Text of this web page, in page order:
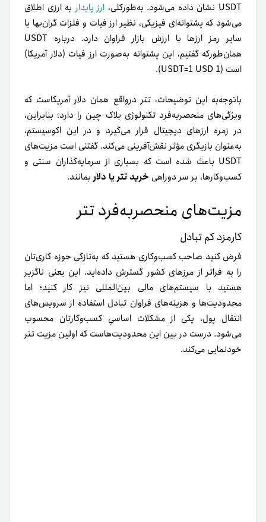
USDT نشان داده می‌شود. به‌طور‌کلی،
ارز پایداربه ارزی اطلاق
می‌شود که پشتوانه‌ای فیزیکی، نظیر ارز فیات و فلزات گران‌بها یا
سایر رمز ارزها با ارزش بازار فراوان دارد. درباره USDT
همان‌طور‌که گفتیم، این پشتوانه به‌صورت ارز فیات (دلار آمریکا)
است (1 USDT=1 USD).
باتوجه‌به این توضیحات، تتر درواقع همان دلار آمریکاست که
ویژگی‌های منحصر‌به‌فرد تکنولوژی بلاک چین را دارد؛ بنابراین،
در زمره ارزهای دیجیتال قرار می‌گیرد و در این اکوسیستم،
به‌عنوان بازیگری مؤثر نقش‌آفرینی می‌کند. گفتنی است مزیت‌های
USDT باعث شده است که بسیاری از سرمایه‌گذاران سنتی و
کسب‌وکارها، بر سر دوراهی خرید تتر یا دلاربمانند.
مزیت‌های منحصر‌به‌فرد تتر
کارمزد کم تبادل
فرض کنید صاحب کسب‌وکاری هستید که به‌تازگی حوزه کاری‌‌تان
را به فراتر از مرزهای کشور گسترش داده‌اید. این یعنی ناگزیر
هستید با سیستم‌های مالی بین‌المللی نیز کار کنید؛ اما
محدودیت‌ها و هزینه‌های فراوان تبادل استفاده از سرویس‌های
انتقال پول، یکی از مشکلات اساسیِ کسب‌وکارتان محسوب
می‌شود. درست در بین این محدودیت‌هاست که اولین مزیت تتر
خودنمایی می‌کند.